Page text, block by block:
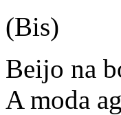
(Bis)
Beijo na
A moda